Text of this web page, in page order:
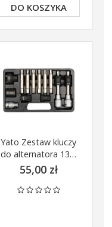
DO KOSZYKA
Yato Zestaw kluczy
do alternatora 13el
YT-0421
55,00 zł